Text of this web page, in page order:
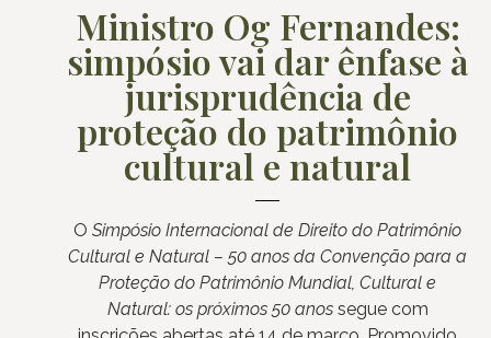
Ministro Og Fernandes:
simpósio vai dar ênfase à
jurisprudência de
proteção do patrimônio
cultural e natural
O Simpósio Internacional de Direito do Patrimônio
Cultural e Natural – 50 anos da Convenção para a
Proteção do Patrimônio Mundial, Cultural e
Natural: os próximos 50 anossegue com